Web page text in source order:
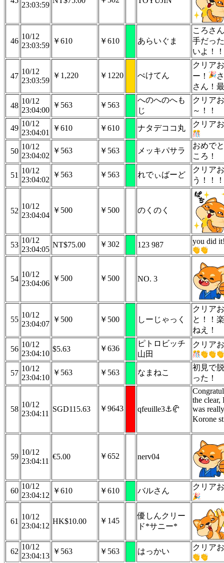
23:03:59
46
10/12
23:03:59
￥610 ￥610 あらいぐま
ころさ
手だっ
いよ！！
47
10/12
23:03:59
￥1,220 ￥1220 ぺけてん
クリア
ー！
さん！
48
10/12
23:04:00
￥563 ￥563
へのへのへも
じ
クリア
～！！
49
10/12
23:04:01
￥610 ￥610 ナタデココ丸 クリア
50
10/12
23:04:02
￥563 ￥563 メッキパサラ
おめで
ころ！
51
10/12
23:04:02
￥563 ￥563 れでぃばーど
クリア
う！！！
52
10/12
23:04:04
￥500 ￥500 のくのく
53
10/12
23:04:05
NT$75.00 ￥302 123 987 you did
54
10/12
23:04:06
￥500 ￥500 NO. 3
55
10/12
23:04:07
￥500 ￥500 しーじゃっく
クリア
と！！
ねえ！
56
10/12
23:04:10
$5.63 ￥636
ピトロビッチ
山田
クリア
57
10/12
23:04:10
￥563 ￥563 なまねこ
初見で
った！
58
10/12
23:04:11
SGD115.63 ￥9643 qfeuille3⚓🥐
the
was
Korone
59
10/12
23:04:11
€5.00 ￥652 nerv04
60
10/12
23:04:12
￥610 ￥610 バルさん クリア
61
10/12
23:04:12
HK$10.00 ￥145
優しんクリー
ド*サニー*
62
10/12
23:04:13
￥563 ￥563 はっかい クリア